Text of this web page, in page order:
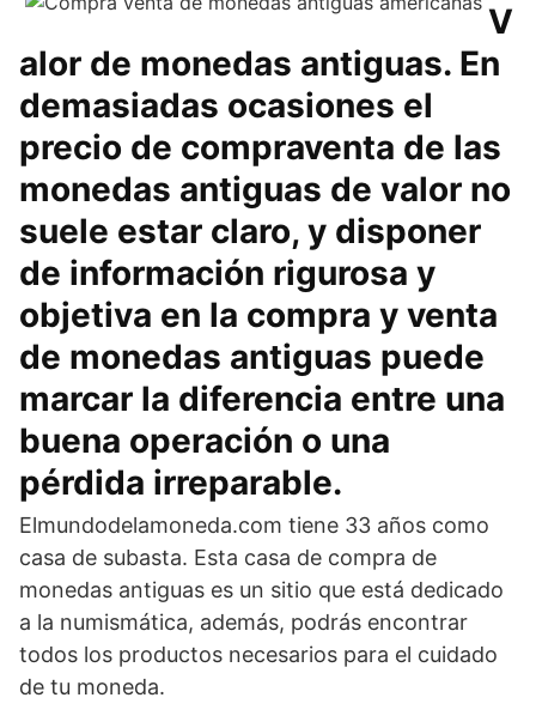
V
alor de monedas antiguas. En
demasiadas ocasiones el
precio de compraventa de las
monedas antiguas de valor no
suele estar claro, y disponer
de información rigurosa y
objetiva en la compra y venta
de monedas antiguas puede
marcar la diferencia entre una
buena operación o una
pérdida irreparable.
Elmundodelamoneda.com tiene 33 años como
casa de subasta. Esta casa de compra de
monedas antiguas es un sitio que está dedicado
a la numismática, además, podrás encontrar
todos los productos necesarios para el cuidado
de tu moneda.